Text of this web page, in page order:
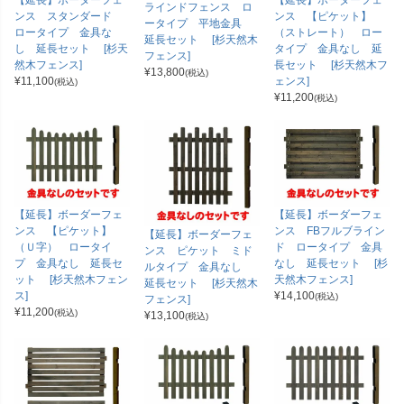
ンス スタンダード
ロータイプ 金具な
し 延長セット [杉天
然木フェンス]
¥11,100(税込)
ラインドフェンス ロ
ータイプ 平地金具
延長セット [杉天然木
フェンス]
¥13,800(税込)
ンス 【ピケット】
（ストレート） ロー
タイプ 金具なし 延
長セット [杉天然木フ
ェンス]
¥11,200(税込)
【延長】ボーダーフェ
ンス 【ピケット】
（Ｕ字） ロータイ
プ 金具なし 延長セ
ット [杉天然木フェン
ス]
¥11,200(税込)
【延長】ボーダーフェ
ンス ピケット ミド
ルタイプ 金具なし
延長セット [杉天然木
フェンス]
¥13,100(税込)
【延長】ボーダーフェ
ンス FBフルブライン
ド ロータイプ 金具
なし 延長セット [杉
天然木フェンス]
¥14,100(税込)